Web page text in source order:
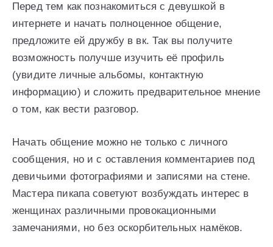
Перед тем как познакомиться с девушкой в
интернете и начать полноценное общение,
предложите ей дружбу в вк. Так вы получите
возможность получше изучить её профиль
(увидите личные альбомы, контактную
информацию) и сложить предварительное мнение
о том, как вести разговор.
Начать общение можно не только с личного
сообщения, но и с оставления комментариев под
девичьими фотографиями и записями на стене.
Мастера пикапа советуют возбуждать интерес в
женщинах различными провокационными
замечаниями, но без оскорбительных намёков.